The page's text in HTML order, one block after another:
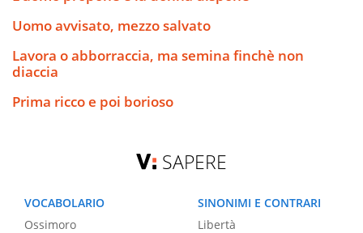
Uomo avvisato, mezzo salvato
Lavora o abborraccia, ma semina finchè non
diaccia
Prima ricco e poi borioso
SAPERE
VOCABOLARIO
Ossimoro
SINONIMI E CONTRARI
Libertà